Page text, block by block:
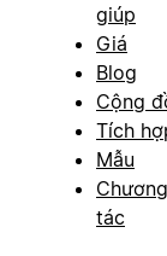
giúp
Giá
Blog
Cộng
Tích
Mẫu
tác